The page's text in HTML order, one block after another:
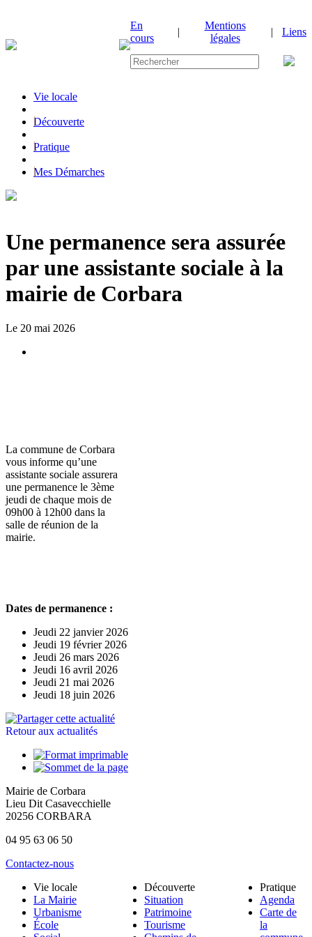
En
cours
|
Mentions
légales
| Liens
Vie locale
|Découverte
|Pratique
|Mes Démarches
Une permanence sera assurée
par une assistante sociale à la
mairie de Corbara
Le 20 mai 2026
La commune de Corbara
vous informe qu’une
assistante sociale assurera
une permanence le 3ème
jeudi de chaque mois de
09h00 à 12h00 dans la
salle de réunion de la
mairie.
Dates de permanence :
Jeudi 22 janvier 2026
Jeudi 19 février 2026
Jeudi 26 mars 2026
Jeudi 16 avril 2026
Jeudi 21 mai 2026
Jeudi 18 juin 2026
Retour aux actualités
Mairie de Corbara
Lieu Dit Casavecchielle
20256 CORBARA
04 95 63 06 50
Contactez-nous
Vie locale
La Mairie
Urbanisme
École
Découverte
Situation
Patrimoine
Tourisme
Pratique
Agenda
Carte de
la